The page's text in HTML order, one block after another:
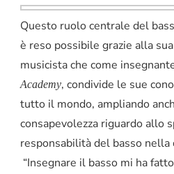
Questo ruolo centrale del
è reso possibile grazie alla
musicista che come
Academy, condivide le sue
tutto il mondo, ampliando
consapevolezza riguardo allo
responsabilità del basso nella
“Insegnare il basso mi ha